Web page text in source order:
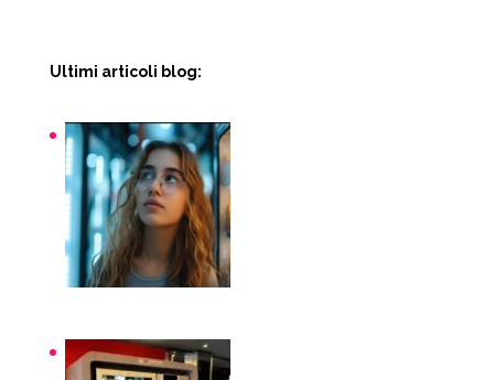
Ultimi articoli blog: